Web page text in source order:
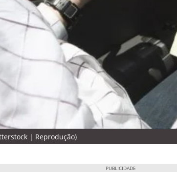
| Reprodução)